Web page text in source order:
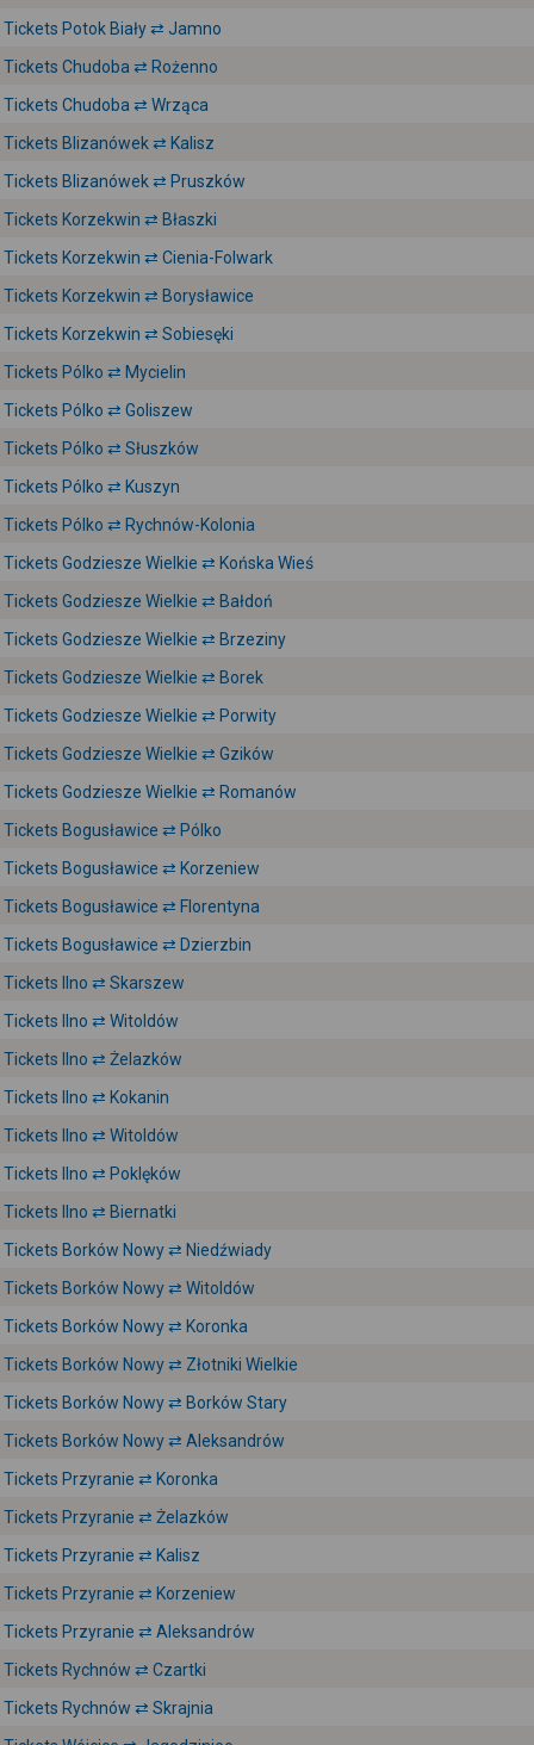
Tickets Potok Biały ⇄ Jamno
Tickets Chudoba ⇄ Rożenno
Tickets Chudoba ⇄ Wrząca
Tickets Blizanówek ⇄ Kalisz
Tickets Blizanówek ⇄ Pruszków
Tickets Korzekwin ⇄ Błaszki
Tickets Korzekwin ⇄ Cienia-Folwark
Tickets Korzekwin ⇄ Borysławice
Tickets Korzekwin ⇄ Sobiesęki
Tickets Pólko ⇄ Mycielin
Tickets Pólko ⇄ Goliszew
Tickets Pólko ⇄ Słuszków
Tickets Pólko ⇄ Kuszyn
Tickets Pólko ⇄ Rychnów-Kolonia
Tickets Godziesze Wielkie ⇄ Końska Wieś
Tickets Godziesze Wielkie ⇄ Bałdoń
Tickets Godziesze Wielkie ⇄ Brzeziny
Tickets Godziesze Wielkie ⇄ Borek
Tickets Godziesze Wielkie ⇄ Porwity
Tickets Godziesze Wielkie ⇄ Gzików
Tickets Godziesze Wielkie ⇄ Romanów
Tickets Bogusławice ⇄ Pólko
Tickets Bogusławice ⇄ Korzeniew
Tickets Bogusławice ⇄ Florentyna
Tickets Bogusławice ⇄ Dzierzbin
Tickets Ilno ⇄ Skarszew
Tickets Ilno ⇄ Witoldów
Tickets Ilno ⇄ Żelazków
Tickets Ilno ⇄ Kokanin
Tickets Ilno ⇄ Witoldów
Tickets Ilno ⇄ Poklęków
Tickets Ilno ⇄ Biernatki
Tickets Borków Nowy ⇄ Niedźwiady
Tickets Borków Nowy ⇄ Witoldów
Tickets Borków Nowy ⇄ Koronka
Tickets Borków Nowy ⇄ Złotniki Wielkie
Tickets Borków Nowy ⇄ Borków Stary
Tickets Borków Nowy ⇄ Aleksandrów
Tickets Przyranie ⇄ Koronka
Tickets Przyranie ⇄ Żelazków
Tickets Przyranie ⇄ Kalisz
Tickets Przyranie ⇄ Korzeniew
Tickets Przyranie ⇄ Aleksandrów
Tickets Rychnów ⇄ Czartki
Tickets Rychnów ⇄ Skrajnia